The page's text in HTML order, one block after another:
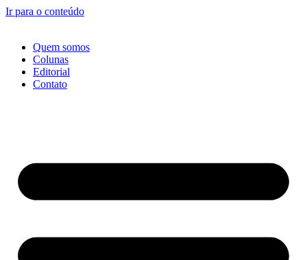
Ir para o conteúdo
Quem somos
Colunas
Editorial
Contato